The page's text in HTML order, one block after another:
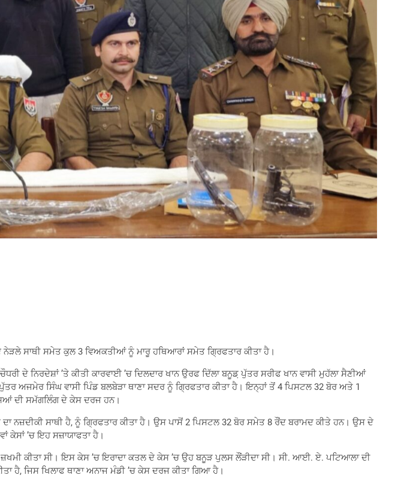
ਸਾਥੀ ਸਮੇਤ ਕੁਲ 3 ਵਿਅਕਤੀਆਂ ਨੂੰ ਮਾਰੂ ਹਥਿਆਰਾਂ ਸਮੇਤ ਗ੍ਰਿਫਤਾਰ ਕੀਤਾ ਹੈ।
ਨਿਰਦੇਸ਼ਾਂ ’ਤੇ ਕੀਤੀ ਕਾਰਵਾਈ ’ਚ ਦਿਲਦਾਰ ਖਾਨ ਉਰਫ ਦਿੱਲਾ ਬਨੂਡ਼ ਪੁੱਤਰ ਸਰੀਫ ਖਾਨ ਵਾਸੀ ਮੁਹੱਲਾ ਸੈਣੀਆਂ
ਅਜਮੇਰ ਸਿੰਘ ਵਾਸੀ ਪਿੰਡ ਬਲਬੇੜਾ ਥਾਣਾ ਸਦਰ ਨੂੰ ਗ੍ਰਿਫਤਾਰ ਕੀਤਾ ਹੈ। ਇਨ੍ਹਾਂ ਤੋਂ 4 ਪਿਸਟਲ 32 ਬੋਰ ਅਤੇ 1
ਦੀ ਸਮੱਗਲਿੰਗ ਦੇ ਕੇਸ ਦਰਜ ਹਨ।
ਸਾਥੀ ਹੈ, ਨੂੰ ਗ੍ਰਿਫਤਾਰ ਕੀਤਾ ਹੈ। ਉਸ ਪਾਸੋਂ 2 ਪਿਸਟਲ 32 ਬੋਰ ਸਮੇਤ 8 ਰੌਂਦ ਬਰਾਮਦ ਕੀਤੇ ਹਨ। ਉਸ ਦੇ
’ਚ ਇਹ ਸਜ਼ਾਯਾਫਤਾ ਹੈ।
ਕੀਤਾ ਸੀ। ਇਸ ਕੇਸ ’ਚ ਇਰਾਦਾ ਕਤਲ ਦੇ ਕੇਸ ’ਚ ਉਹ ਬਨੂੜ ਪੁਲਸ ਲੌਂੜੀਦਾ ਸੀ। ਸੀ. ਆਈ. ਏ. ਪਟਿਆਲਾ ਦੀ
ਜਿਸ ਖਿਲਾਫ ਥਾਣਾ ਅਨਾਜ ਮੰਡੀ ’ਚ ਕੇਸ ਦਰਜ ਕੀਤਾ ਗਿਆ ਹੈ।